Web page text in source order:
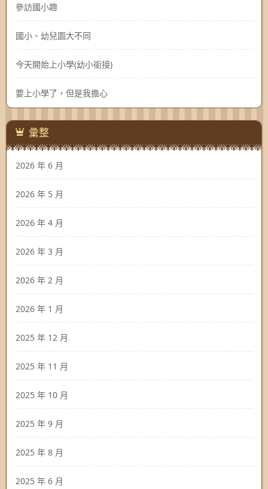
參訪國小趣
國小、幼兒園大不同
今天開始上小學(幼小銜接)
要上小學了，但是我擔心
彙整
2026 年 6 月
2026 年 5 月
2026 年 4 月
2026 年 3 月
2026 年 2 月
2026 年 1 月
2025 年 12 月
2025 年 11 月
2025 年 10 月
2025 年 9 月
2025 年 8 月
2025 年 6 月